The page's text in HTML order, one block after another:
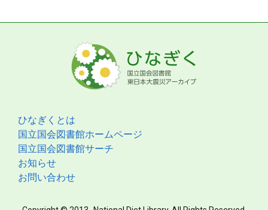
ひなぎくとは
国立国会図書館ホームページ
国立国会図書館サーチ
お知らせ
お問い合わせ